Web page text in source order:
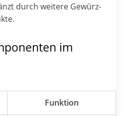
durch weitere Gewürz-
im
Funktion